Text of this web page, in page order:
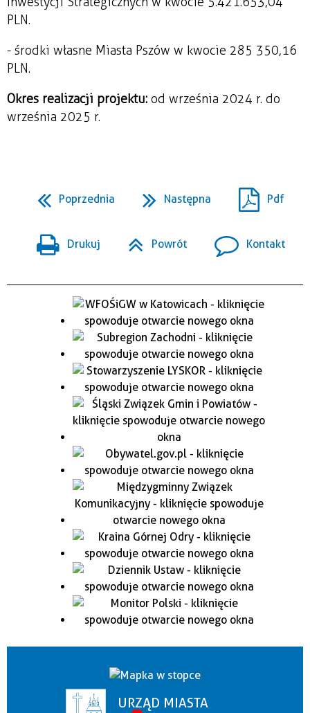
PLN.
- środki własne Miasta Pszów w kwocie 285 350,16
PLN.
Okres realizacji projektu: od września 2024 r. do
września 2025 r.
Poprzednia Następna Pdf
Drukuj Powrót Kontakt
URZĄD MIASTA